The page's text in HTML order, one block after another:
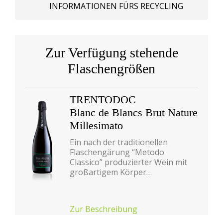
INFORMATIONEN FÜRS RECYCLING
Zur Verfügung stehende
Flaschengrößen
TRENTODOC
Blanc de Blancs Brut Nature
Millesimato
Ein nach der traditionellen
Flaschengärung “Metodo
Classico” produzierter Wein mit
großartigem Körper…
Zur Beschreibung